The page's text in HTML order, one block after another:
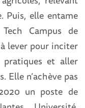
Puis, elle entame
Campus de
lever pour inciter
pratiques et aller
Elle n’achève pas
un poste de